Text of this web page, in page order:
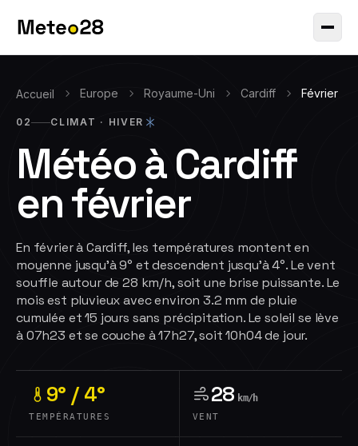
Accueil Europe Royaume-Uni Cardiff Février
02 CLIMAT · HIVER
Météo àCardiff
enfévrier
En février à Cardiff, les températures montent en
moyenne jusqu'à 9° et descendent jusqu'à 4°. Le vent
souffle autour de 28 km/h, soit une brise puissante. Le
mois est pluvieux avec environ 3.2 mm de pluie
cumulée et 15 jours sans précipitation. Le soleil se lève
à 07h23 et se couche à 17h27, soit 10h04 de jour.
9° / 4°
TEMPÉRATURES
28 km/h
VENT